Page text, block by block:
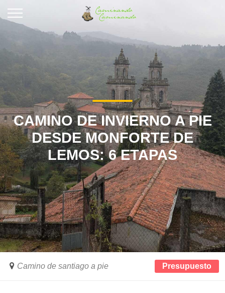
CAMINO DE INVIERNO A PIE
DESDE MONFORTE DE
LEMOS: 6 ETAPAS
Camino de santiago a pie Presupuesto